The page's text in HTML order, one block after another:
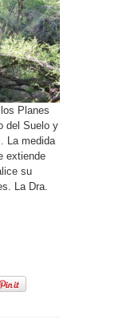
Planes
del Suelo y
La medida
extiende
su
La Dra.